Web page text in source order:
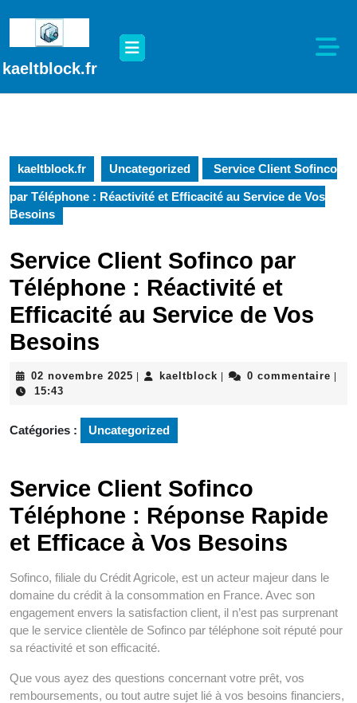
contenu
kaeltblock.fr
Open
Button
kaeltblock.fr Uncategorized Service Client Sofinco
par Téléphone : Réactivité et Efficacité au Service de Vos
Besoins
Service Client Sofinco par
Téléphone : Réactivité et
Efficacité au Service de Vos
Besoins
02 novembre 2025 02
kaeltblock kaeltblock0 commentaire
15:43
Catégories : Uncategorized
Service Client Sofinco
Téléphone : Réponse Rapide
et Efficace à Vos Besoins
Sofinco, filiale du Crédit Agricole, est un acteur majeur dans le
domaine du crédit à la consommation en France. Avec son
engagement envers la satisfaction client, il n’est pas surprenant
que le service clientèle de Sofinco par téléphone soit réputé pour
sa réactivité et son efficacité.
Que vous ayez des questions concernant votre prêt, vos
remboursements, ou tout autre sujet lié à vos besoins financiers,